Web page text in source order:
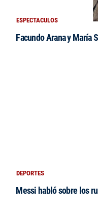
ESPECTACULOS
Facundo Arana y María
DEPORTES
Messi habló sobre los